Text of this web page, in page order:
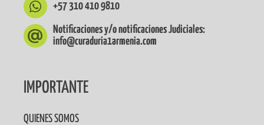
+57 310 410 9810
Notificaciones y/o notificaciones Judiciales:
info@curaduria1armenia.com
IMPORTANTE
QUIENES SOMOS